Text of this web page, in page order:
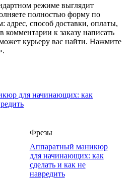
режиме выглядит
полностью форму по
адрес, способ доставки, оплаты,
комментарии к заказу написать
курьеру вас найти. Нажмите
Фрезы
Аппаратный маникюр
для начинающих: как
сделать и как не
навредить